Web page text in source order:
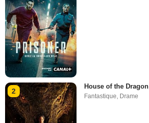
2
House of the Dragon
Fantastique Drame